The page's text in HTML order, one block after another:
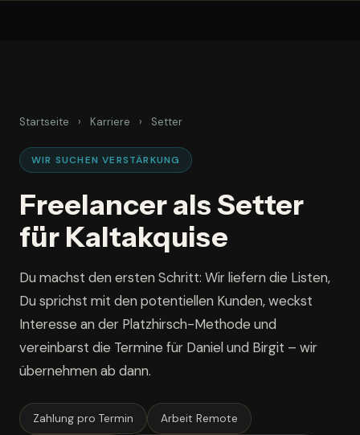
Startseite › Karriere › Setter
WIR SUCHEN VERSTÄRKUNG
Freelancer als Setter
für Kaltakquise
Du machst den ersten Schritt: Wir liefern die Listen,
Du sprichst mit den potentiellen Kunden, weckst
Interesse an der Platzhirsch-Methode und
vereinbarst die Termine für Daniel und Birgit – wir
übernehmen ab dann.
Zahlung pro Termin Arbeit Remote